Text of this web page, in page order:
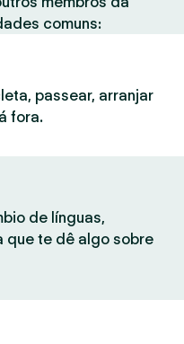
comuns:
passear, arranjar
fora.
de línguas,
que te dê algo sobre